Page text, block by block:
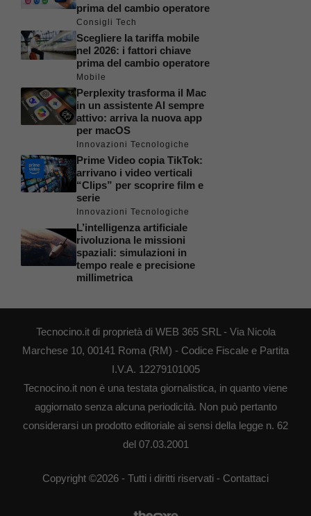
prima del cambio operatore
Consigli Tech
Scegliere la tariffa mobile
nel 2026: i fattori chiave
prima del cambio operatore
Mobile
Perplexity trasforma il Mac
in un assistente AI sempre
attivo: arriva la nuova app
per macOS
Innovazioni Tecnologiche
Prime Video copia TikTok:
arrivano i video verticali
“Clips” per scoprire film e
serie
Innovazioni Tecnologiche
L’intelligenza artificiale
rivoluziona le missioni
spaziali: simulazioni in
tempo reale e precisione
millimetrica
Tecnocino.it di proprietà di WEB 365 SRL - Via Nicola
Marchese 10, 00141 Roma (RM) - Codice Fiscale e Partita
I.V.A. 12279101005
Tecnocino.it non è una testata giornalistica, in quanto viene
aggiornato senza alcuna periodicità. Non può pertanto
considerarsi un prodotto editoriale ai sensi della legge n. 62
del 07.03.2001
Copyright ©2026 - Tutti i diritti riservati - Contattaci